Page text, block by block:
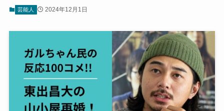
芸能人 2024年12月1日